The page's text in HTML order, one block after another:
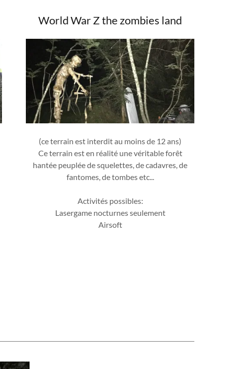
World War Z the zombies land
(ce terrain est interdit au moins de 12 ans)
Ce terrain est en réalité une véritable forêt
hantée peuplée de squelettes, de cadavres, de
fantomes, de tombes etc...
Activités possibles:
Lasergame nocturnes seulement
Airsoft